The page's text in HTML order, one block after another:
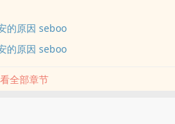
的原因 seboo
的原因 seboo
全部章节